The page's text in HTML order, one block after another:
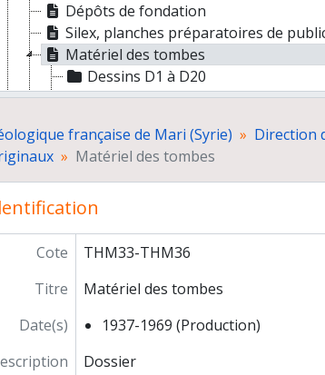
Dépôts de fondation
Silex, planches préparatoires de
Matériel des tombes
Dessins D1 à D20
Dessins D21 à D40
Dessins non répertoriés
Dessins de Jean Lauffray
Tirages des dessins
Peintures et mobiliers décorés
Inventaires
Photographies
Fichier des tombes
Rapports de fouilles de la 7e campagne à la
Préparation de publications
Exposition "Les archives royales de Mari",
française de Mari (Syrie) Direction
Matériel des tombes
Cote
THM33-THM36
Titre
Matériel des tombes
Date(s)
1937-1969 (Production)
Dossier